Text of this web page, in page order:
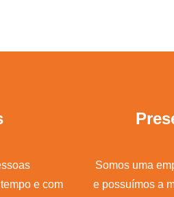
e com
Somos uma
e possuímos a